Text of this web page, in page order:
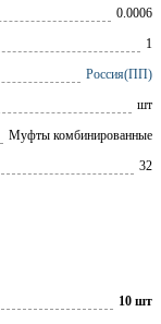
0.0006
1
Россия(ПП)
шт
Муфты комбинированные
32
10 шт